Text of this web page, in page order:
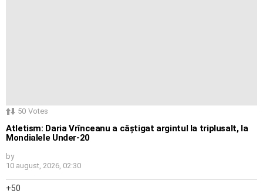
50 Votes
Atletism: Daria Vrînceanu a câștigat argintul la triplusalt, la
Mondialele Under-20
by
10 august, 2026, 02:30
50